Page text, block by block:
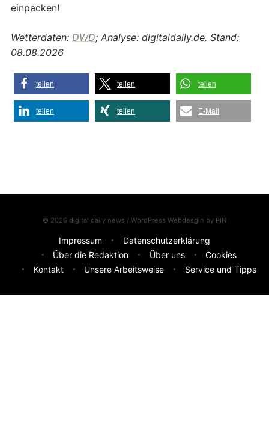
einpacken!
Wetterdaten: DWD; Analyse: digitaldaily.de. Stand:
08.08.2026
teilen teilen teilen
teilen teilen E-Mail
© 2026 digital daily news / WordPress Webdesgin by PIN
Impressum
Datenschutzerklärung
Über die Redaktion
Über uns
Cookies
Kontakt
Unsere Arbeitsweise Service und Tipps